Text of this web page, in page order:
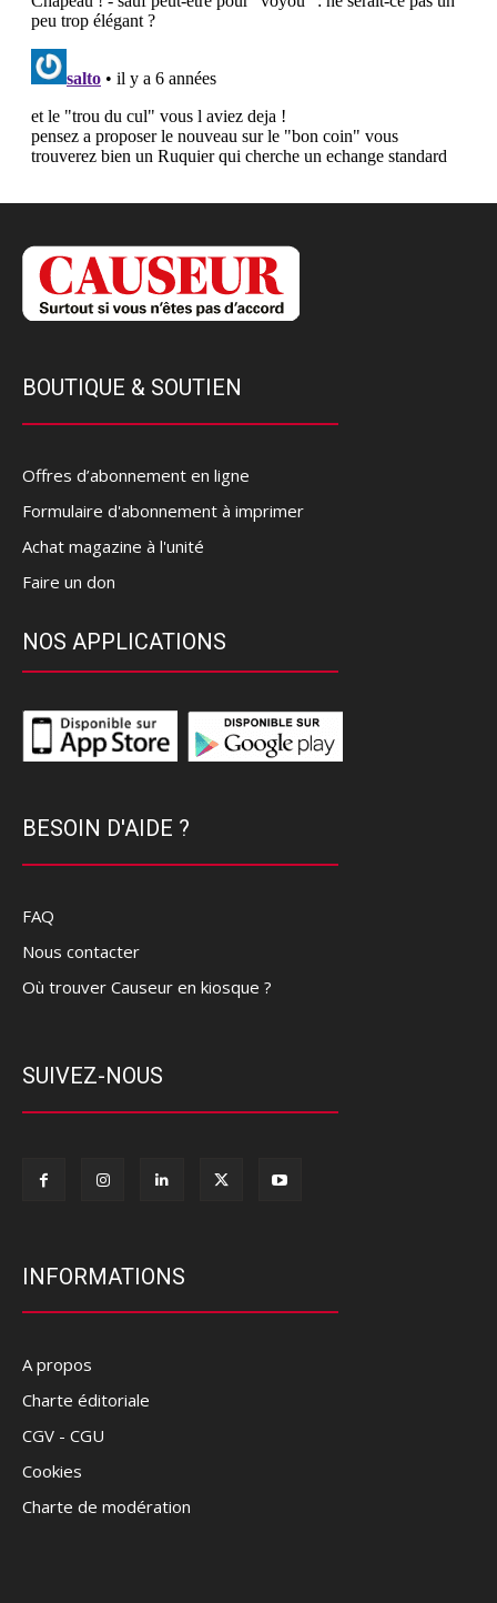
BOUTIQUE & SOUTIEN
Offres d’abonnement en ligne
Formulaire d'abonnement à imprimer
Achat magazine à l'unité
Faire un don
NOS APPLICATIONS
BESOIN D'AIDE ?
FAQ
Nous contacter
Où trouver Causeur en kiosque ?
SUIVEZ-NOUS
INFORMATIONS
A propos
Charte éditoriale
CGV - CGU
Cookies
Charte de modération